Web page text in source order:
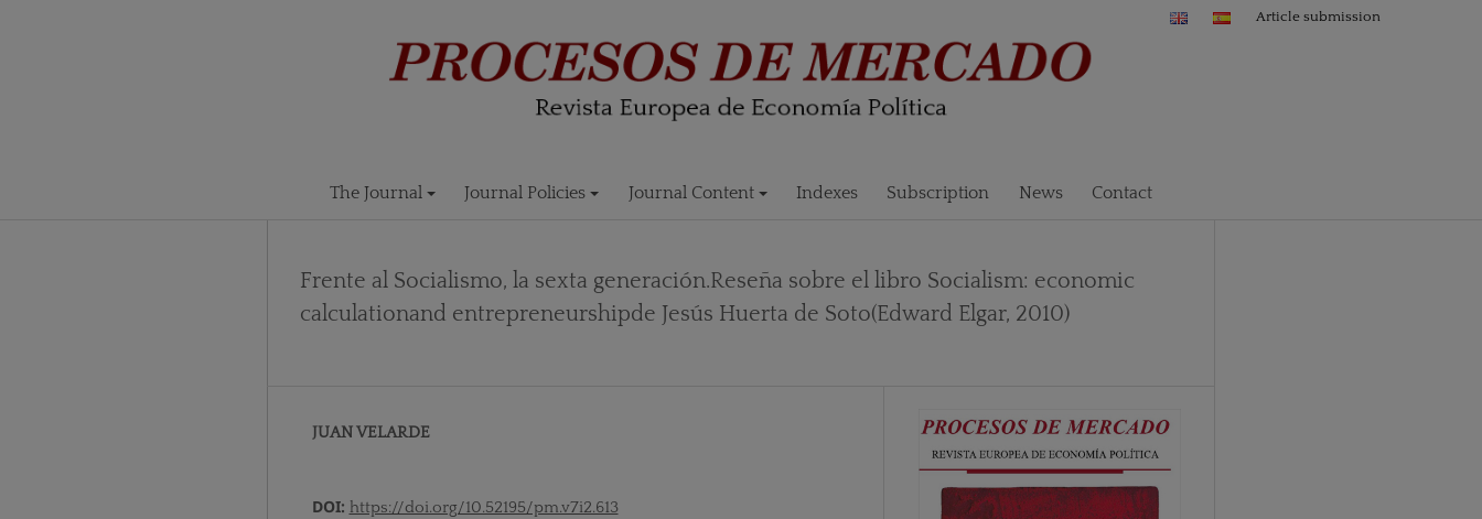
The Journal Journal Policies Journal Content Indexes Subscription News Contact
Article submission
Frente al Socialismo, la sexta generación.Reseña sobre el libro Socialism: economic
calculationand entrepreneurshipde Jesús Huerta de Soto(Edward Elgar, 2010)
JUAN VELARDE
DOI: https://doi.org/10.52195/pm.v7i2.613